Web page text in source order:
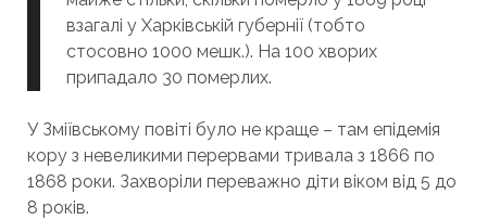
взагалі у Харківській губернії (тобто
стосовно 1000 мешк.). На 100 хворих
припадало 30 померлих.
У Зміївському повіті було не краще – там епідемія
кору з невеликими перервами тривала з 1866 по
1868 роки. Захворіли переважно діти віком від 5 до
8 років.